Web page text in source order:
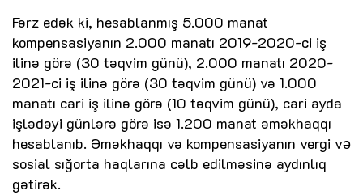
Fərz edək ki, hesablanmış 5.000 manat
kompensasiyanın 2.000 manatı 2019-2020-ci iş
ilinə görə (30 təqvim günü), 2.000 manatı 2020-
2021-ci iş ilinə görə (30 təqvim günü) və 1.000
manatı cari iş ilinə görə (10 təqvim günü), cari ayda
işlədəyi günlərə görə isə 1.200 manat əməkhaqqı
hesablanıb. Əməkhaqqı və kompensasiyanın vergi vǝ
sosial sığorta haqlarına cəlb edilməsinə aydınlıq
gətirək.